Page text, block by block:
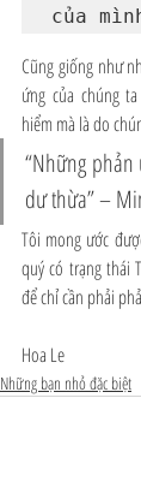
của
Cũng giống như
ứng của chúng
hiểm mà là do
“Những
dư thừa” –
Tôi mong ước
quý có trạng thái
để chỉ cần phải
Hoa Le
Những bạn nhỏ đặc biệt